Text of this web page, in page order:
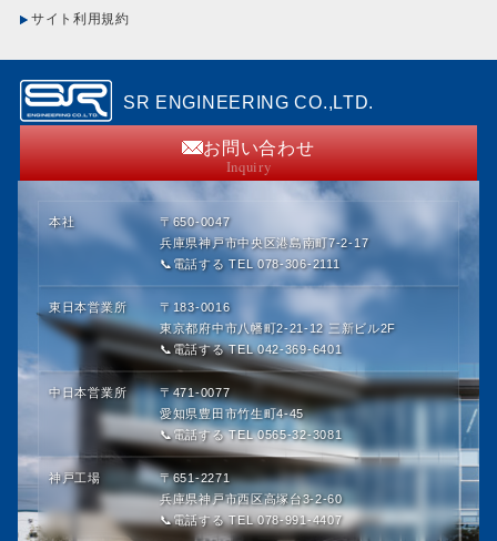
サイト利用規約
SR ENGINEERING CO.,LTD.
お問い合わせ
Inquiry
本社
〒650-0047
兵庫県神戸市中央区港島南町7-2-17
📞電話する TEL 078-306-2111
東日本営業所
〒183-0016
東京都府中市八幡町2-21-12 三新ビル2F
📞電話する TEL 042-369-6401
中日本営業所
〒471-0077
愛知県豊田市竹生町4-45
📞電話する TEL 0565-32-3081
神戸工場
〒651-2271
兵庫県神戸市西区高塚台3-2-60
📞電話する TEL 078-991-4407